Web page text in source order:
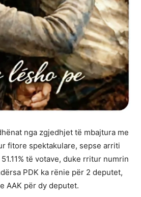
nga zgjedhjet të mbajtura me
fitore spektakulare, sepse arriti
të votave, duke rritur numrin
PDK ka rënie për 2 deputet,
AAK për dy deputet.